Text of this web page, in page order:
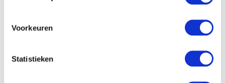
Voorkeuren
Statistieken